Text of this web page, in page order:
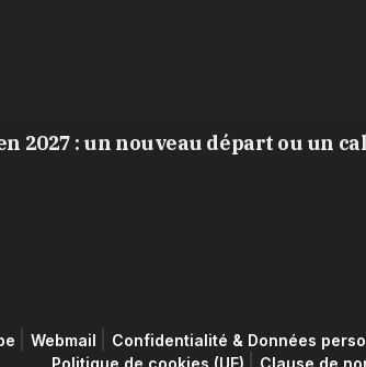
en 2027 : un nouveau départ ou un
Webmail Confidentialité & Données
Politique de cookies (UE)
Clause de